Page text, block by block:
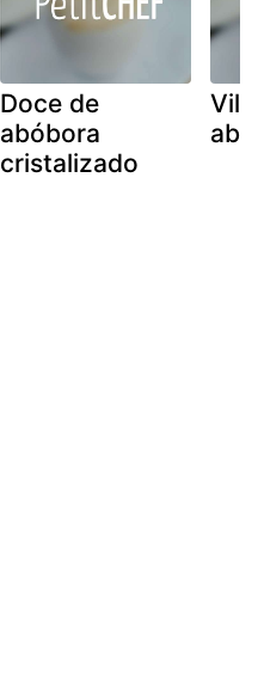
Doce de
abóbora
cristalizado